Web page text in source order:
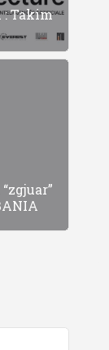
Takim